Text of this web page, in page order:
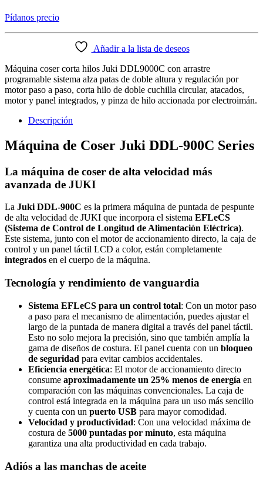
Pídanos precio
Añadir a la lista de deseos
Máquina coser corta hilos Juki DDL9000C con arrastre
programable sistema alza patas de doble altura y regulación por
motor paso a paso, corta hilo de doble cuchilla circular, atacados,
motor y panel integrados, y pinza de hilo accionada por electroimán.
Descripción
Máquina de Coser Juki DDL-900C Series
La máquina de coser de alta velocidad más
avanzada de JUKI
La Juki DDL-900C es la primera máquina de puntada de pespunte
de alta velocidad de JUKI que incorpora el sistema EFLeCS
(Sistema de Control de Longitud de Alimentación Eléctrica).
Este sistema, junto con el motor de accionamiento directo, la caja de
control y un panel táctil LCD a color, están completamente
integrados en el cuerpo de la máquina.
Tecnología y rendimiento de vanguardia
Sistema EFLeCS para un control total: Con un motor paso
a paso para el mecanismo de alimentación, puedes ajustar el
largo de la puntada de manera digital a través del panel táctil.
Esto no solo mejora la precisión, sino que también amplía la
gama de diseños de costura. El panel cuenta con un bloqueo
de seguridad para evitar cambios accidentales.
Eficiencia energética: El motor de accionamiento directo
consume aproximadamente un 25% menos de energía en
comparación con las máquinas convencionales. La caja de
control está integrada en la máquina para un uso más sencillo
y cuenta con un puerto USB para mayor comodidad.
Velocidad y productividad: Con una velocidad máxima de
costura de 5000 puntadas por minuto, esta máquina
garantiza una alta productividad en cada trabajo.
Adiós a las manchas de aceite